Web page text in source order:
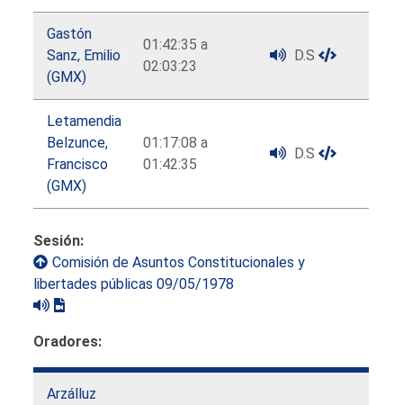
Gastón
Sanz, Emilio
(GMX)
01:42:35 a
02:03:23
D.S
Letamendia
Belzunce,
Francisco
(GMX)
01:17:08 a
01:42:35
D.S
Sesión:
Comisión de Asuntos Constitucionales y
libertades públicas 09/05/1978
Oradores:
Arzálluz